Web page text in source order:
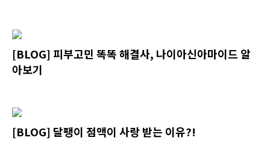
[BLOG] 피부고민 똑똑 해결사, 나이아신아마이드 알
아보기
[BLOG] 달팽이 점액이 사랑 받는 이유?!